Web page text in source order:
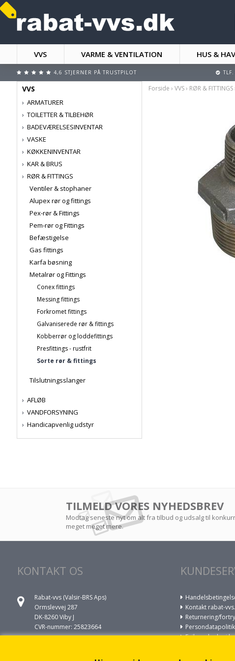
VVS VARME & VENTILATION HUS &
4,6 STJERNER PÅ TRUSTPILOT
VVS
ARMATURER
TOILETTER & TILBEHØR
BADEVÆRELSESINVENTAR
VASKE
KØKKENINVENTAR
KAR & BRUS
RØR & FITTINGS
Ventiler & stophaner
Alupex rør og fittings
Pex-rør & Fittings
Pem-rør og Fittings
Befæstigelse
Gas fittings
Karfa bøsning
Metalrør og Fittings
Conex fittings
Messing fittings
Forkromet fittings
Galvaniserede rør & fittings
Kobberrør og loddefittings
Presfittings - rustfrit
Sorte rør & fittings
Tilslutningsslanger
AFLØB
VANDFORSYNING
Handicapvenlig udstyr
Forside › VVS› RØR & FITTINGS
TILMELD VORES NYHEDSBREV
Modtag seneste nyt om alt fra tilbud og udsalg til
meget meget mere.
KONTAKT OS
Rabat-vvs (Valsir-BRS Aps)
Ormslevvej 287
DK-8260 Viby J
CVR-nummer: 25823664
+45 86930022
Kontakt rabat-
Returnering/
Persondatapolitik
Fejl og skader i